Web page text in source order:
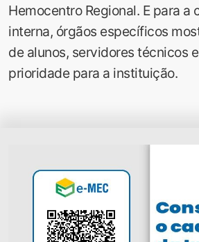
Hemocentro Regional. E para a
interna, órgãos específicos
de alunos, servidores técnicos
prioridade para a instituição.